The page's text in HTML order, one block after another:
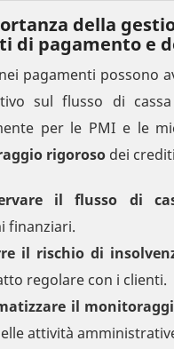
della
di pagamento e
pagamenti possono
sul flusso di cassa
per le PMI e le
rigoroso dei
il flusso di
finanziari.
il rischio di
regolare con i clienti.
il
attività